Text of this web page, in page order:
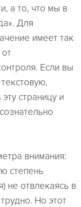
а то, что мы в
Для
имеет так
Если вы
страницу и
внимания:
степень
не отвлекаясь в
Но этот